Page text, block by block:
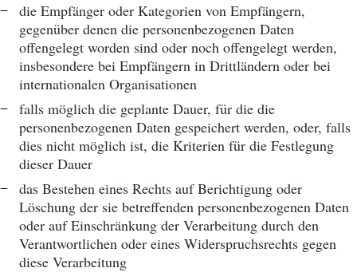
die Empfänger oder Kategorien von Empfängern,
gegenüber denen die personenbezogenen Daten
offengelegt worden sind oder noch offengelegt werden,
insbesondere bei Empfängern in Drittländern oder bei
internationalen Organisationen
falls möglich die geplante Dauer, für die die
personenbezogenen Daten gespeichert werden, oder, falls
dies nicht möglich ist, die Kriterien für die Festlegung
dieser Dauer
das Bestehen eines Rechts auf Berichtigung oder
Löschung der sie betreffenden personenbezogenen Daten
oder auf Einschränkung der Verarbeitung durch den
Verantwortlichen oder eines Widerspruchsrechts gegen
diese Verarbeitung